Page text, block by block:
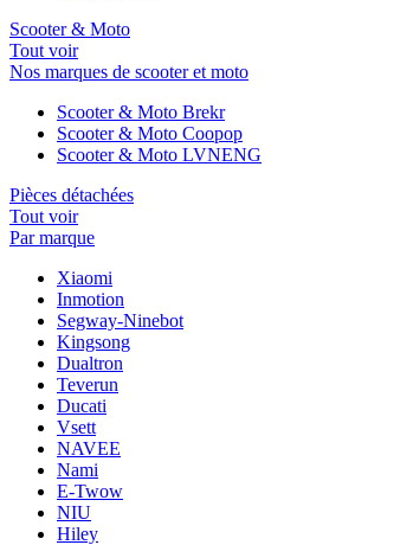
Scooter & Moto
Tout voir
Nos marques de scooter et moto
Scooter & Moto Brekr
Scooter & Moto Coopop
Scooter & Moto LVNENG
Pièces détachées
Tout voir
Par marque
Xiaomi
Inmotion
Segway-Ninebot
Kingsong
Dualtron
Teverun
Ducati
Vsett
NAVEE
Nami
E-Twow
NIU
Hiley